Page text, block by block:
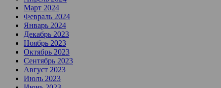
Март 2024
Февраль 2024
Январь 2024
Декабрь 2023
Ноябрь 2023
Октябрь 2023
Сентябрь 2023
Август 2023
Июль 2023